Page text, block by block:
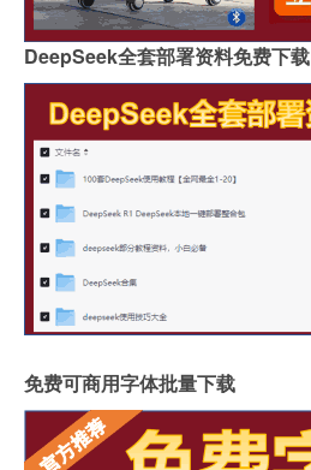
DeepSeek全套部署资料免费下载
免费可商用字体批量下载